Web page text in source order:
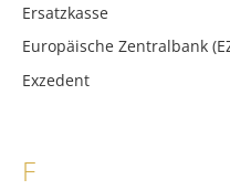
Ersatzkasse
Europäische Zentralbank
Exzedent
F